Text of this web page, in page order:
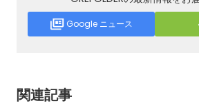
Google ニュース
関連記事